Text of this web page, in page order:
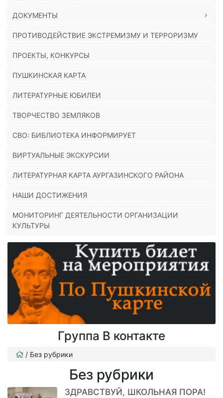
ДОКУМЕНТЫ
ПРОТИВОДЕЙСТВИЕ ЭКСТРЕМИЗМУ И ТЕРРОРИЗМУ
ПРОЕКТЫ, КОНКУРСЫ
ПУШКИНСКАЯ КАРТА
ЛИТЕРАТУРНЫЕ ЮБИЛЕИ
ТВОРЧЕСТВО ЗЕМЛЯКОВ
СВО: БИБЛИОТЕКА ИНФОРМИРУЕТ
ВИРТУАЛЬНЫЕ ЭКСКУРСИИ
ЛИТЕРАТУРНАЯ КАРТА АУРГАЗИНСКОГО РАЙОНА
НАШИ ДОСТИЖЕНИЯ
МОНИТОРИНГ ДЕЯТЕЛЬНОСТИ ОРГАНИЗАЦИИ
КУЛЬТУРЫ
Группа В контакте
/ Без рубрики
Без рубрики
ЗДРАВСТВУЙ, ШКОЛЬНАЯ ПОРА!